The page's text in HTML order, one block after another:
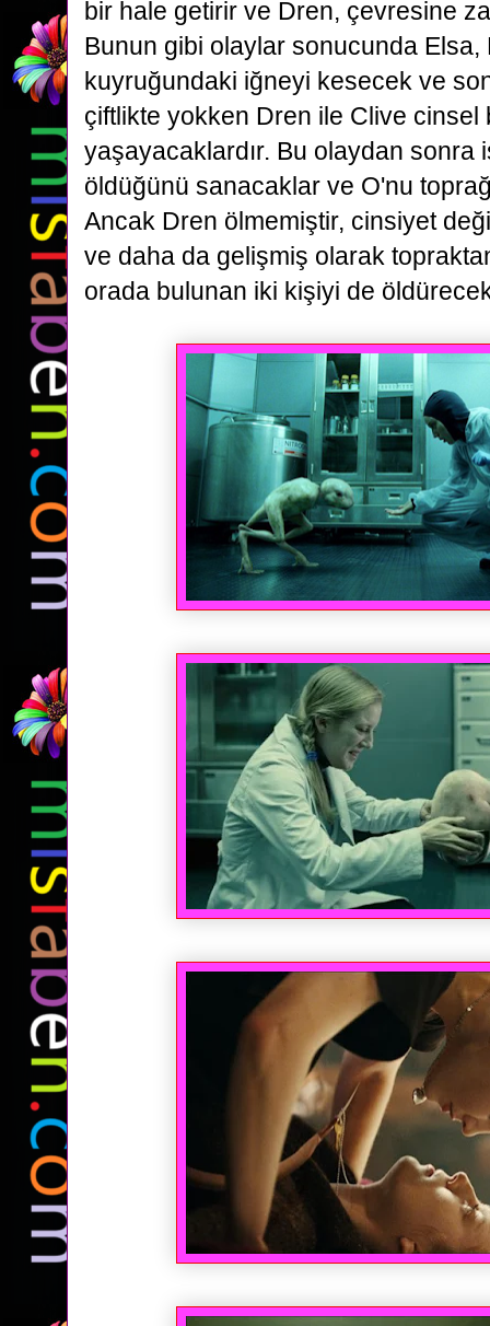
bir hale getirir ve Dren, çevresine
Bunun gibi olaylar sonucunda Elsa,
kuyruğundaki iğneyi kesecek ve
çiftlikte yokken Dren ile Clive cinsel
yaşayacaklardır. Bu olaydan sonra
öldüğünü sanacaklar ve O'nu
Ancak Dren ölmemiştir, cinsiyet
ve daha da gelişmiş olarak
orada bulunan iki kişiyi de